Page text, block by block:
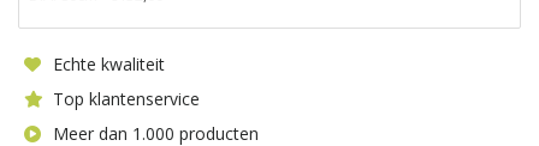
Echte kwaliteit
Top klantenservice
Meer dan 1.000 producten